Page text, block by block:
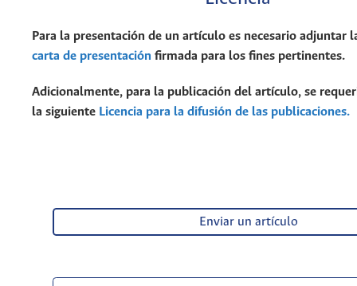
Para la presentación de un artículo es necesario adjuntar
carta de presentación firmada para los fines pertinentes.
Adicionalmente, para la publicación del artículo, se
la siguiente Licencia para la difusión de las publicaciones.
Enviar un artículo